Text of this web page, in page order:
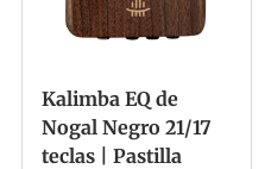
Kalimba EQ de
Nogal Negro 21/17
teclas | Pastilla